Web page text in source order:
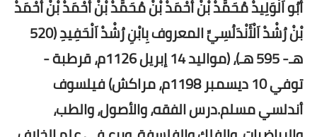
أَبُو اَلْوَلِيدْ مُحَمَّدْ بْنْ أَحْمَدْ بْنْ مُحَمَّدْ بْنْ أَحْمَدْ بْنْ أَحْمَدْ
بْنْ رُشْدْ اَلْأَنْدَلُسِيِّ المعروف بِابْنِ رُشْدْ اَلْحَفِيدِ (520
هـ- 595 هـ)، (مواليد 14 إبريل 1126م، قرطبة -
توفي 10 ديسمبر 1198م، مراكش) فيلسوف
أندلسي مسلم.درس الفقه، والأصول، والطب،